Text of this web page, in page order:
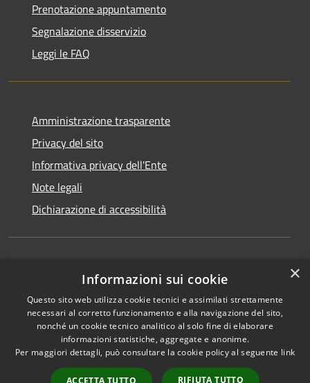
Prenotazione appuntamento
Segnalazione disservizio
Leggi le FAQ
Amministrazione trasparente
Privacy del sito
Informativa privacy dell'Ente
Note legali
Dichiarazione di accessibilità
Newsletter
RSS
Accessibilità
Copyright © 2026 • Comune di
Municipium• Accesso
×
Informazioni sui cookie
Questo sito web utilizza cookie tecnici e assimilati strettamente
necessari al corretto funzionamento e alla navigazione del sito,
nonché un cookie tecnico analitico al solo fine di elaborare
informazioni statistiche, aggregate e anonime.
Per maggiori dettagli, può consultare la cookie policy al seguente link
ACCETTA TUTTO RIFIUTA TUTTO